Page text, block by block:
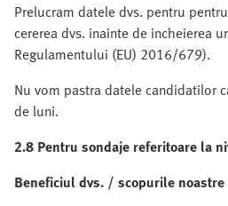
Prelucram datele dvs. pentru
cererea dvs. inainte de incheierea
Regulamentului (EU) 2016/679).
Nu vom pastra datele candidatilor
de luni.
2.8 Pentru sondaje referitoare la
Beneficiul dvs. / scopurile noastre